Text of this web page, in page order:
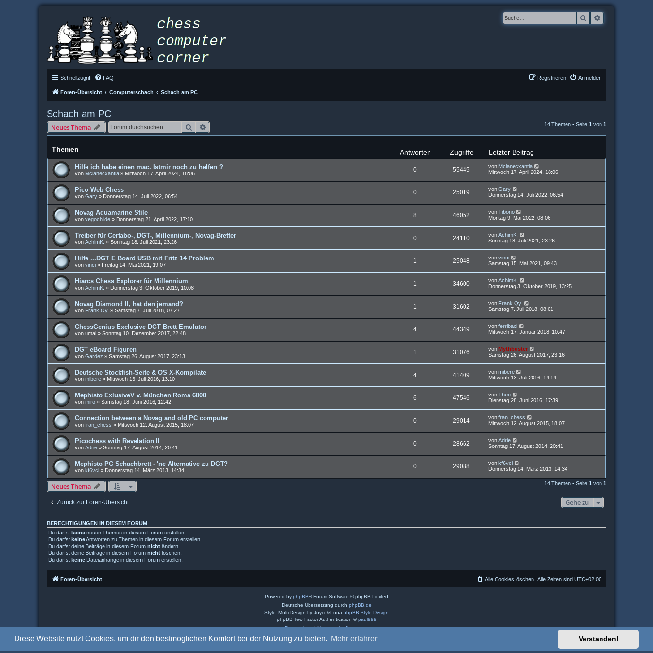
Diese Website nutzt Cookies, um dir den bestmöglichen Komfort bei der Nutzung zu bieten. Mehr erfahren Verstanden!
Suche
Schnellzugriff FAQ Anmelden
Registrieren
Foren-Übersicht Computerschach Schach am PC
Schach am PC
Neues Thema Suche 14 Themen • Seite 1 von 1
Themen Antworten Zugriffe Letzter Beitrag
Hilfe ich habe einen mac. Istmir noch zu helfen ?
von Mclanecxantia » Mittwoch 17. April 2024, 18:06
0 55445 von Mclanecxantia
Mittwoch 17. April 2024, 18:06
Pico Web Chess
von Gary » Donnerstag 14. Juli 2022, 06:54
0 25019 von Gary
Donnerstag 14. Juli 2022, 06:54
Novag Aquamarine Stile
von vegochilde » Donnerstag 21. April 2022, 17:10
8 46052 von Tibono
Montag 9. Mai 2022, 08:06
Treiber für Certabo-, DGT-, Millennium-, Novag-Bretter
von AchimK. » Sonntag 18. Juli 2021, 23:26
0 24110 von AchimK.
Sonntag 18. Juli 2021, 23:26
Hilfe ...DGT E Board USB mit Fritz 14 Problem
von vinci » Freitag 14. Mai 2021, 19:07
1 25048 von vinci
Samstag 15. Mai 2021, 09:43
Hiarcs Chess Explorer für Millennium
von AchimK. » Donnerstag 3. Oktober 2019, 10:08
1 34600 von AchimK.
Donnerstag 3. Oktober 2019, 13:25
Novag Diamond II, hat den jemand?
von Frank Qy. » Samstag 7. Juli 2018, 07:27
1 31602 von Frank Qy.
Samstag 7. Juli 2018, 08:01
ChessGenius Exclusive DGT Brett Emulator
von umai » Sonntag 10. Dezember 2017, 22:48
4 44349 von ferribaci
Mittwoch 17. Januar 2018, 10:47
DGT eBoard Figuren
von Gardez » Samstag 26. August 2017, 23:13
1 31076 von Mythbuster
Samstag 26. August 2017, 23:16
Deutsche Stockfish-Seite & OS X-Kompilate
von mibere » Mittwoch 13. Juli 2016, 13:10
4 41409 von mibere
Mittwoch 13. Juli 2016, 14:14
Mephisto ExlusiveV v. München Roma 6800
von miro » Samstag 18. Juni 2016, 12:42
6 47546 von Theo
Dienstag 28. Juni 2016, 17:39
Connection between a Novag and old PC computer
von fran_chess » Mittwoch 12. August 2015, 18:07
0 29014 von fran_chess
Mittwoch 12. August 2015, 18:07
Picochess with Revelation II
von Adrie » Sonntag 17. August 2014, 20:41
0 28662 von Adrie
Sonntag 17. August 2014, 20:41
Mephisto PC Schachbrett - 'ne Alternative zu DGT?
von kf6vci » Donnerstag 14. März 2013, 14:34
0 29088 von kf6vci
Donnerstag 14. März 2013, 14:34
Neues Thema 14 Themen • Seite 1 von 1
Zurück zur Foren-Übersicht Gehe zu
BERECHTIGUNGEN IN DIESEM FORUM
Du darfst keine neuen Themen in diesem Forum erstellen.
Du darfst keineAntworten zu Themen in diesem Forum erstellen.
Du darfst deine Beiträge in diesem Forum nicht ändern.
Du darfst deine Beiträge in diesem Forum nicht löschen.
Du darfst keine Dateianhänge in diesem Forum erstellen.
Foren-Übersicht Alle Zeiten sind UTC+02:00
Alle Cookies löschen
Powered by phpBB® Forum Software © phpBB Limited
Deutsche Übersetzung durch phpBB.de
Style: Multi Design by Joyce&Luna phpBB-Style-Design
phpBB Two Factor Authentication ©paul999
Datenschutz|Nutzungsbedingungen